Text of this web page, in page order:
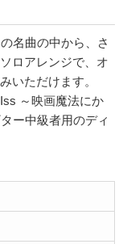
名曲の中から、さ
ロアレンジで、オ
いただけます。
～映画魔法にか
ー中級者用のディ